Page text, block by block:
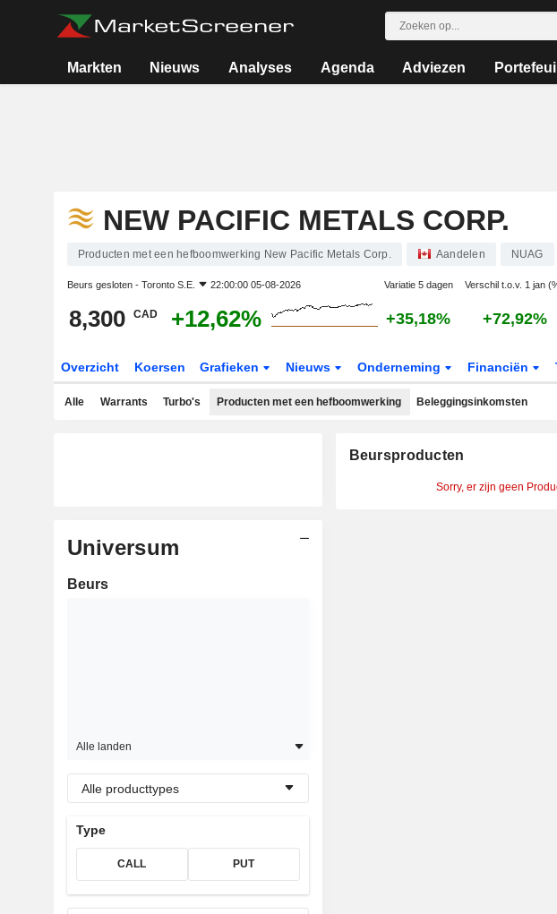
Markten Nieuws Analyses Agenda Adviezen
NEW PACIFIC METALS CORP.
Producten met een hefboomwerking New Pacific Metals Corp. Aandelen NUAG
Beurs gesloten - Toronto S.E. 22:00:00 05-08-2026 Variatie 5 dagen Verschil t.o.v. 1 jan
8,300 CAD +12,62% +35,18% +72,92%
Overzicht Koersen Grafieken Nieuws Onderneming Financiën
Alle Warrants Turbo's Producten met een hefboomwerking Beleggingsinkomsten
Universum
Beurs
Alle landen
Alle producttypes
Type
CALL PUT
Beursproducten
Sorry, er zijn geen